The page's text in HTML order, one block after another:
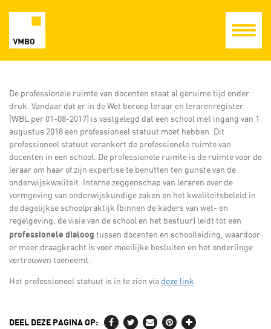
De professionele ruimte van docenten staat al geruime tijd onder
druk. Vandaar dat er in de Wet beroep leraar en lerarenregister
(WBL per 01-08-2017) is vastgelegd dat een school met ingang van 1
augustus 2018 een professioneel statuut moet hebben. Dit
professioneel statuut verankert de professionele ruimte van
docenten in een school. De professionele ruimte is de ruimte voor de
leraar om haar of zijn expertise te benutten ten gunste van de
onderwijskwaliteit. Interne zeggenschap van leraren over de
vormgeving van onderwijskundige zaken en het kwaliteitsbeleid in
de dagelijkse schoolpraktijk (binnen de kaders van wet- en
regelgeving, de visie van de school en het bestuur) leidt tot een
professionele dialoog tussen docenten en schoolleiding, waardoor
er meer draagkracht is voor moeilijke besluiten en het onderlinge
vertrouwen toeneemt.
Het professioneel statuut is in te zien via deze link.
DEEL DEZE PAGINA OP: